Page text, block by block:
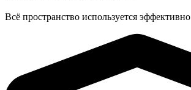
Всё пространство используется эффективно